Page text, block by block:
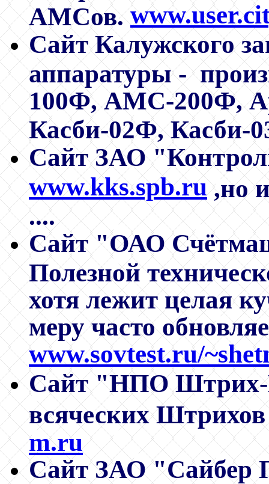
АМСов.
Сайт Калужского
аппаратуры -
100Ф, АМС-200Ф,
Касби-02Ф, Касби-
Сайт ЗАО
www.kks.spb.ru,но
....
Сайт "ОАО
Полезной
хотя лежит целая
меру часто
www.sovtest.ru/
Сайт "НПО Штрих-
всяческих
m.ru
СайтЗАО "Сайбер